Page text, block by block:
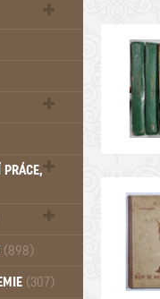
(203)
(898)
(307)